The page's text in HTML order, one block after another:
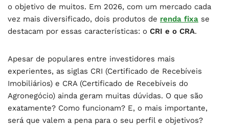
o objetivo de muitos. Em 2026, com um mercado cada
vez mais diversificado, dois produtos de renda fixa se
destacam por essas características: o CRI e o CRA.
Apesar de populares entre investidores mais
experientes, as siglas CRI (Certificado de Recebíveis
Imobiliários) e CRA (Certificado de Recebíveis do
Agronegócio) ainda geram muitas dúvidas. O que são
exatamente? Como funcionam? E, o mais importante,
será que valem a pena para o seu perfil e objetivos?